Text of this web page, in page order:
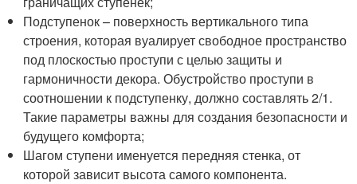
Подступенок – поверхность вертикального типа
строения, которая вуалирует свободное пространство
под плоскостью проступи с целью защиты и
гармоничности декора. Обустройство проступи в
соотношении к подступенку, должно составлять 2/1.
Такие параметры важны для создания безопасности и
будущего комфорта;
Шагом ступени именуется передняя стенка, от
которой зависит высота самого компонента.